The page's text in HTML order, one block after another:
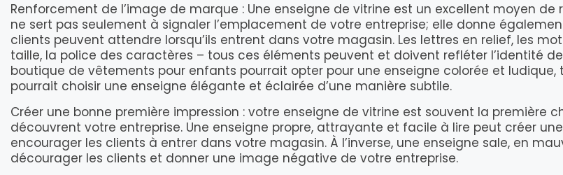
Renforcement de l’image de marque : Une enseigne de vitrine est un excellent moyen
ne sert pas seulement à signaler l’emplacement de votre entreprise; elle donne
clients peuvent attendre lorsqu’ils entrent dans votre magasin. Les lettres en relief, les
taille, la police des caractères – tous ces éléments peuvent et doivent refléter l’identité
boutique de vêtements pour enfants pourrait opter pour une enseigne colorée et
pourrait choisir une enseigne élégante et éclairée d’une manière subtile.
Créer une bonne première impression : votre enseigne de vitrine est souvent la première
découvrent votre entreprise. Une enseigne propre, attrayante et facile à lire peut créer
encourager les clients à entrer dans votre magasin. À l’inverse, une enseigne sale, en
décourager les clients et donner une image négative de votre entreprise.